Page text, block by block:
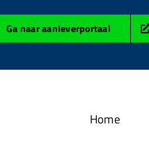
Ga naar aanleverportaal
Home